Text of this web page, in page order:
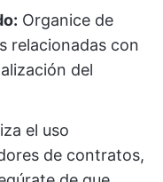
Organice de
relacionadas con
del
el uso
de contratos,